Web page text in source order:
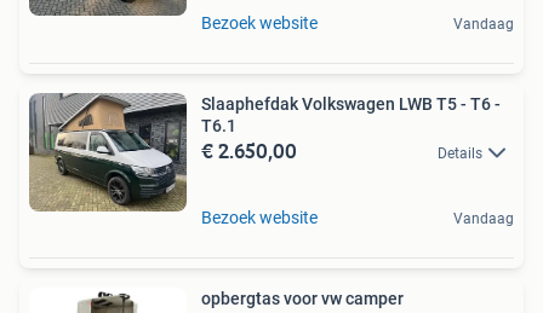
Bezoek website Vandaag
Slaaphefdak Volkswagen LWB T5 - T6 -
T6.1
€ 2.650,00 Details
Bezoek website Vandaag
opbergtas voor vw camper